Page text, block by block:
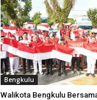
Bengkulu
Walikota Bengkulu